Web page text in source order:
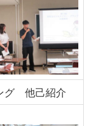
グ 他己紹介